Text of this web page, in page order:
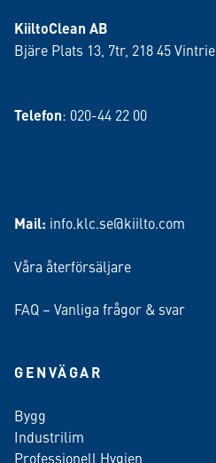
KiiltoClean AB
Bjäre Plats 13, 7tr, 218 45 Vintrie
Telefon: 020-44 22 00
Mail: info.klc.se@kiilto.com
Våra återförsäljare
FAQ – Vanliga frågor & svar
GENVÄGAR
Bygg
Industrilim
Professionell Hygien